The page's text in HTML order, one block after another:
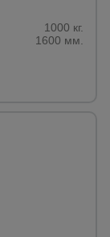
1000 кг.
1600 мм.